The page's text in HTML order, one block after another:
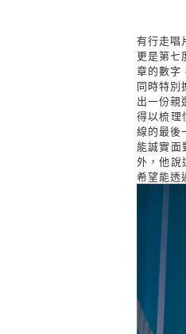
有行走唱
更是第七
章的數字
同時特別
出一份親
得以梳理
線的最後
能誠實面
外，他說
希望能透